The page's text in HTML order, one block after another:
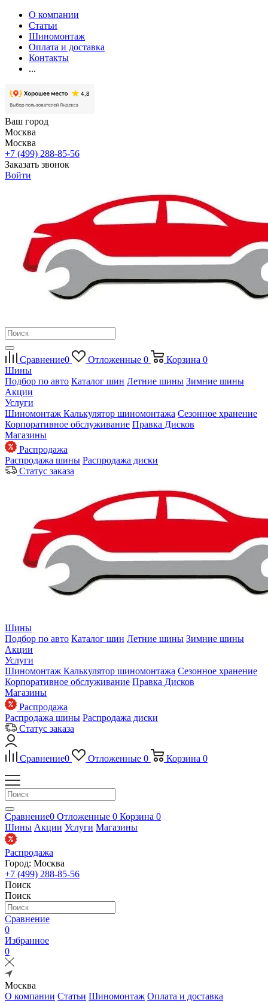
О компании
Статьи
Шиномонтаж
Оплата и доставка
Контакты
...
Ваш город
Москва
Москва
+7 (499) 288-85-56
Заказать звонок
Войти
Сравнение0 Отложенные 0 Корзина 0
Шины
Подбор по авто Каталог шин Летние шины Зимние шины
Акции
Услуги
Шиномонтаж Калькулятор шиномонтажа Сезонное хранение
Корпоративное обслуживание Правка Дисков
Магазины
Распродажа
Распродажа шины Распродажа диски
Статус заказа
Шины
Подбор по авто Каталог шин Летние шины Зимние шины
Акции
Услуги
Шиномонтаж Калькулятор шиномонтажа Сезонное хранение
Корпоративное обслуживание Правка Дисков
Магазины
Распродажа
Распродажа шины Распродажа диски
Статус заказа
Сравнение0 Отложенные 0 Корзина 0
Сравнение0 Отложенные 0 Корзина 0
Шины Акции Услуги Магазины
Распродажа
Город: Москва
+7 (499) 288-85-56
Поиск
Поиск
Сравнение
0
Избранное
0
Москва
О компании Статьи Шиномонтаж Оплата и доставка